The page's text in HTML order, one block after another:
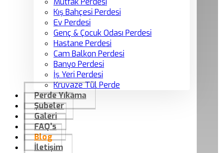
Kış Bahçesi Perdesi
Ev Perdesi
Genç & Çocuk Odası Perdesi
Hastane Perdesi
Cam Balkon Perdesi
Banyo Perdesi
İş Yeri Perdesi
Kruvaze Tül Perde
Perde Yıkama
Şubeler
Galeri
FAQ’s
Blog
İletişim